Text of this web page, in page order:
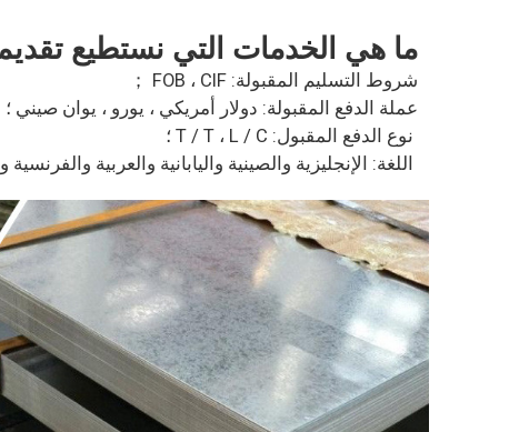
ما هي الخدمات التي نستطيع
شروط التسليم المقبولة: FOB ، CIF ；
عملة الدفع المقبولة: دولار أمريكي ، يورو ، يوان صيني ؛
نوع الدفع المقبول: T / T ، L / C ؛